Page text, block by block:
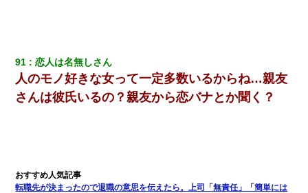
91 恋人は名無しさん
人のモノ好きな女って一定多数いるからね…親友
さんは彼氏いるの？親友から恋バナとか聞く？
転職先が決まったので退職の意思を伝えたら。上司「無責任」「簡単には